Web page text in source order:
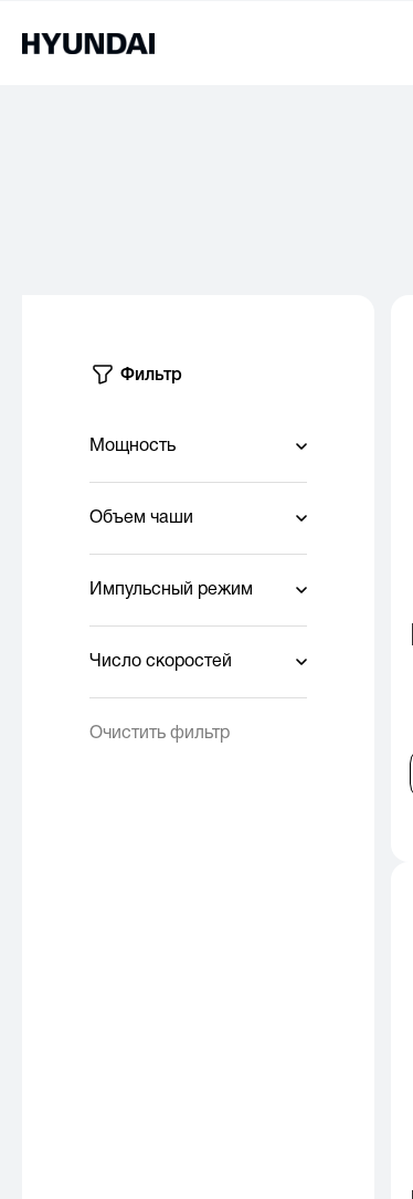
Фильтр
Мощность
Объем чаши
Импульсный режим
Число скоростей
Очистить фильтр